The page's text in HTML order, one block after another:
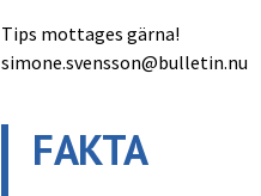
Tips mottages gärna!
simone.svensson@bulletin.nu
FAKTA